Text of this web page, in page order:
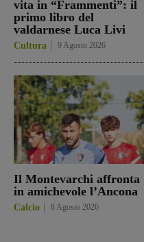
vita in “Frammenti”: il
primo libro del
valdarnese Luca Livi
Cultura 9 Agosto 2026
Il Montevarchi affronta
in amichevole l’Ancona
Calcio 8 Agosto 2026